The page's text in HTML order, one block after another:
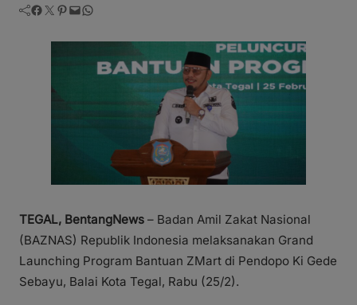
Facebook Twitter Pinterest Mail WhatsApp
TEGAL, BentangNews – Badan Amil Zakat Nasional
(BAZNAS) Republik Indonesia melaksanakan Grand
Launching Program Bantuan ZMart di Pendopo Ki Gede
Sebayu, Balai Kota Tegal, Rabu (25/2).